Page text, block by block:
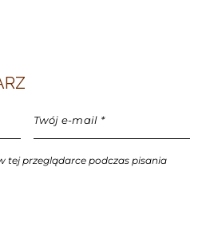
tej przeglądarce podczas pisania